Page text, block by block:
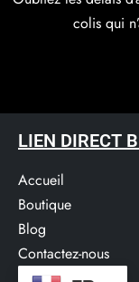
colis qui
LIEN DIRECT
Accueil
Boutique
Blog
Contactez-nous